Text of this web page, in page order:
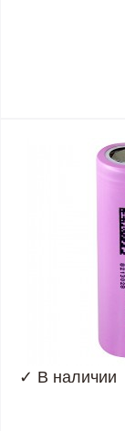
✓ В наличии